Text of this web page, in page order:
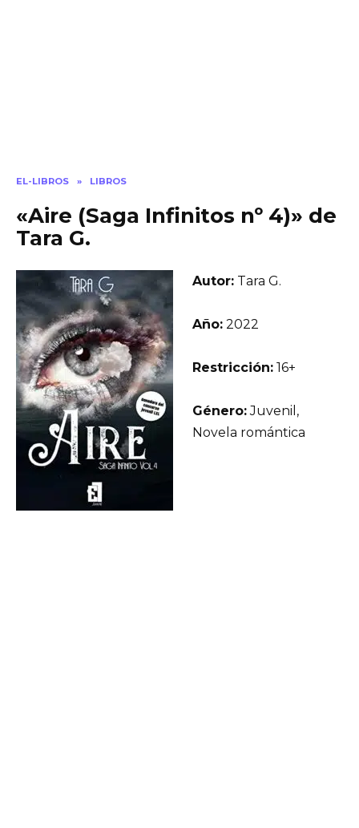
EL-LIBROS » LIBROS
«Aire (Saga Infinitos nº 4)» de
Tara G.
Autor: Tara G.
Año: 2022
Restricción: 16+
Género:Juvenil,
Novela romántica